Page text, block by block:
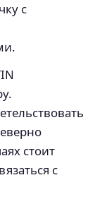
с
стоит
с